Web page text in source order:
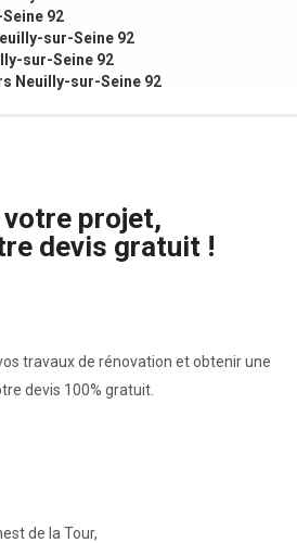
92
sur-Seine 92
sur-Seine 92
Neuilly-sur-Seine 92
projet,
devis gratuit !
travaux de rénovation et obtenir une
devis 100% gratuit.
de la Tour,